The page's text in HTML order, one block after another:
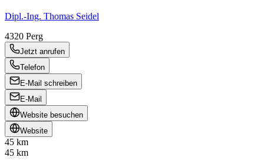
Dipl.-Ing. Thomas Seidel
4320 Perg
Jetzt anrufen
Telefon
E-Mail schreiben
E-Mail
Website besuchen
Website
45 km
45 km